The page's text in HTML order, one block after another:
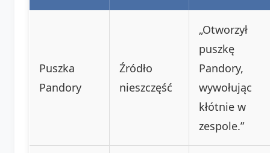
Puszka
Pandory
Źródło
nieszczęść
„Otworzył
puszkę
Pandory,
wywołując
kłótnie w
zespole.”